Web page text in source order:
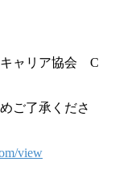
キャリア協会 C
ご了承くださ
view